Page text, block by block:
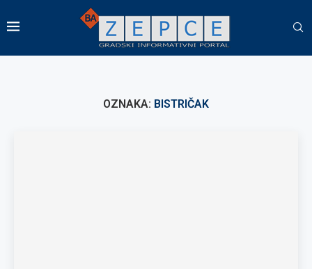
OZNAKA: BISTRIČAK